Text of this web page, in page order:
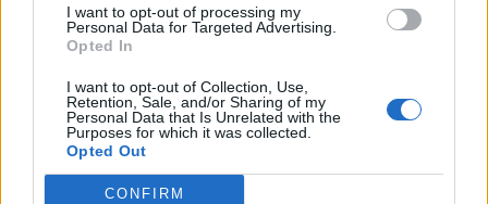
I want to opt-out of processing my
Personal Data for Targeted Advertising.
Opted In
I want to opt-out of Collection, Use,
Retention, Sale, and/or Sharing of my
Personal Data that Is Unrelated with the
Purposes for which it was collected.
Opted Out
CONFIRM
Δεκαπενταύγουστος 2026: Πώς αμείβονται όσοι θα
εργαστούν
Η «Αντιγόνη» του Σοφοκλή μέσα από τα μάτια της
Τεχνητής Νοημοσύνης